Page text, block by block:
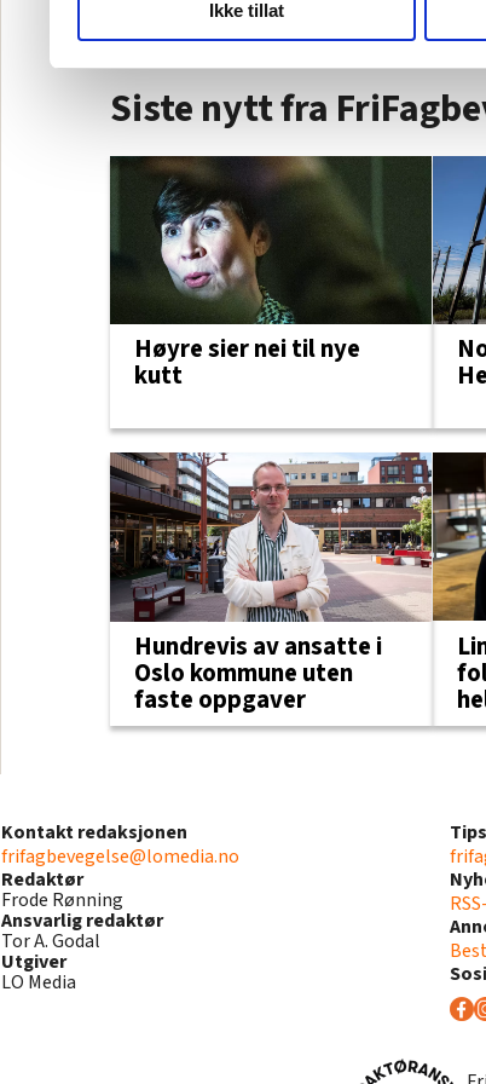
hvordan våre nettsider blir brukt slik at vi tilby
Ikke tillat
Siste nytt fra
Høyre sier nei til nye
kutt
Hundrevis av ansatte i
Oslo kommune uten
faste oppgaver
Kontakt redaksjonen
frifagbevegelse@lomedia.no
Redaktør
Frode Rønning
Ansvarlig redaktør
Tor A. Godal
Utgiver
LO Media
Tips